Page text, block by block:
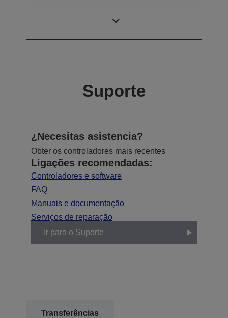
Suporte
¿Necesitas asistencia?
Obter os controladores mais recentes
Ligações recomendadas:
Controladores e software
FAQ
Manuais e documentação
Serviços de reparação
Ir para o Suporte
Transferências